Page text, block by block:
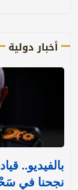
أخبار دولية
بالفيديو..
نجحنا في